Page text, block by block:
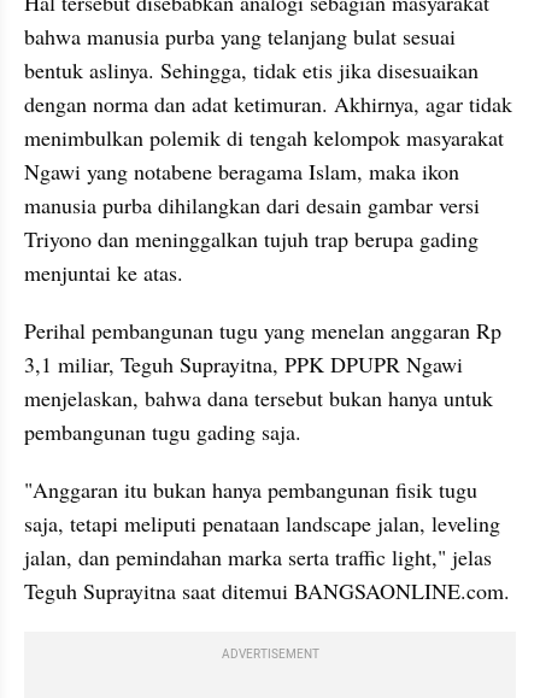
bahwa manusia purba yang telanjang bulat sesuai
bentuk aslinya. Sehingga, tidak etis jika disesuaikan
dengan norma dan adat ketimuran. Akhirnya, agar tidak
menimbulkan polemik di tengah kelompok masyarakat
Ngawi yang notabene beragama Islam, maka ikon
manusia purba dihilangkan dari desain gambar versi
Triyono dan meninggalkan tujuh trap berupa gading
menjuntai ke atas.
Perihal pembangunan tugu yang menelan anggaran Rp
3,1 miliar, Teguh Suprayitna, PPK DPUPR Ngawi
menjelaskan, bahwa dana tersebut bukan hanya untuk
pembangunan tugu gading saja.
"Anggaran itu bukan hanya pembangunan fisik tugu
saja, tetapi meliputi penataan landscape jalan, leveling
jalan, dan pemindahan marka serta traffic light," jelas
Teguh Suprayitna saat ditemui BANGSAONLINE.com.
ADVERTISEMENT